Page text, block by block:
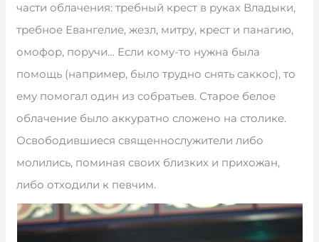
части облачения: требный крест в руках Владыки,
требное Евангелие, жезл, митру, крест и панагию,
омофор, поручи… Если кому-то нужна была
помощь (например, было трудно снять саккос), то
ему помогал один из собратьев. Старое белое
облачение было аккуратно сложено на столике.
Освободившиеся священнослужители либо
молились, поминая своих близких и прихожан,
либо отходили к певчим.